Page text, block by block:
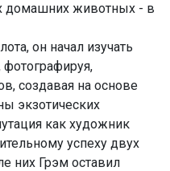
домашних животных - в
он начал изучать
создавая на основе
экзотических
как художник
успеху двух
них Грэм оставил